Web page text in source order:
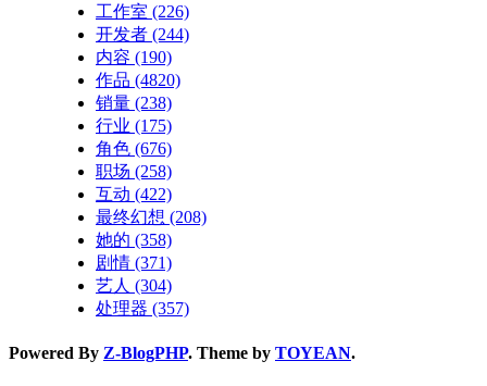
工作室 (226)
开发者 (244)
内容 (190)
作品 (4820)
销量 (238)
行业 (175)
角色 (676)
职场 (258)
互动 (422)
最终幻想 (208)
她的 (358)
剧情 (371)
艺人 (304)
处理器 (357)
Powered By Z-BlogPHP. Theme by TOYEAN.